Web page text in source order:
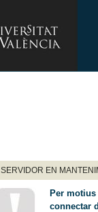
SERVIDOR EN
Per
connectar